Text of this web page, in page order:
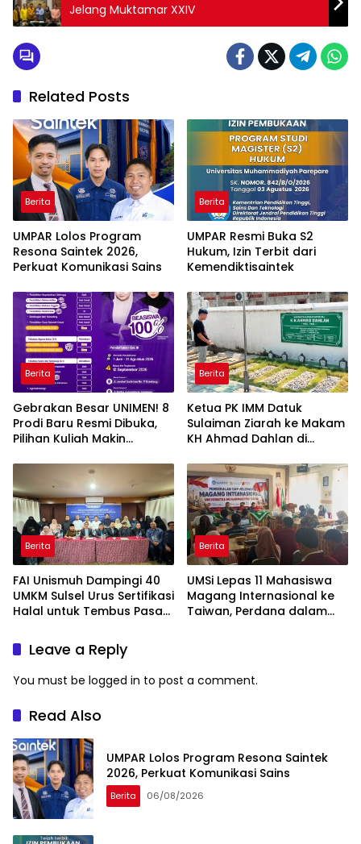
Jelang Muktamar XXIV
Related Posts
Berita
UMPAR Lolos Program
Resona Saintek 2026,
Perkuat Komunikasi Sains
Berita
UMPAR Resmi Buka S2
Hukum, Izin Terbit dari
Kemendiktisaintek
Berita
Gebrakan Besar UNIMEN! 8
Prodi Baru Resmi Dibuka,
Pilihan Kuliah Makin
Berita
Ketua PK IMM Datuk
Sulaiman Ziarah ke Makam
KH Ahmad Dahlan di
Berita
FAI Unismuh Dampingi 40
UMKM Sulsel Urus Sertifikasi
Halal untuk Tembus Pasar
Berita
UMSi Lepas 11 Mahasiswa
Magang Internasional ke
Taiwan, Perdana dalam
Leave a Reply
You must be logged in to post a comment.
Read Also
UMPAR Lolos Program Resona Saintek
2026, Perkuat Komunikasi Sains
Berita 06/08/2026